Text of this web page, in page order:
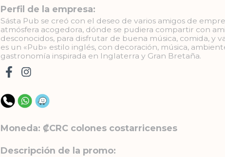
Perfil de la empresa:
Sásta Pub se creó con el deseo de varios amigos de
atmósfera acogedora, dónde se pudiera compartir con
desconocidos, para disfrutar de buena música, comida, y
es un «Pub» estilo inglés, con decoración, música,
gastronomía inspirada en Inglaterra y Gran Bretaña.
Moneda: ₡CRC colones costarricenses
Descripción de la promo: